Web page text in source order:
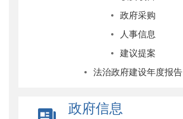
政府采购
人事信息
建议提案
法治政府建设年度报告
政府信息